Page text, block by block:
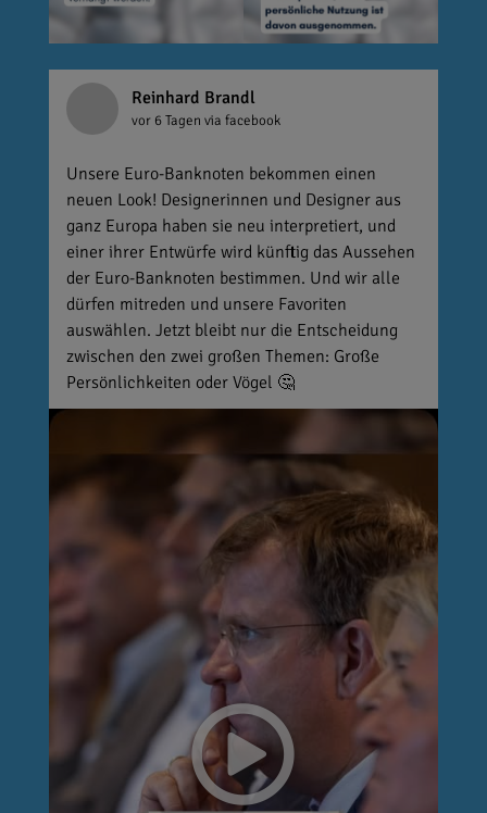
Reinhard Brandl
vor 6 Tagen via facebook
Unsere Euro-Banknoten bekommen einen
neuen Look! Designerinnen und Designer aus
ganz Europa haben sie neu interpretiert, und
einer ihrer Entwürfe wird künftig das Aussehen
der Euro-Banknoten bestimmen. Und wir alle
dürfen mitreden und unsere Favoriten
auswählen. Jetzt bleibt nur die Entscheidung
zwischen den zwei großen Themen: Große
Persönlichkeiten oder Vögel 🤔